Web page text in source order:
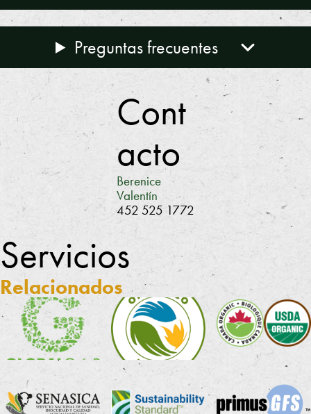
Preguntas frecuentes
Cont
acto
Berenice
Valentín
452 525 1772
Servicios
Relacionados